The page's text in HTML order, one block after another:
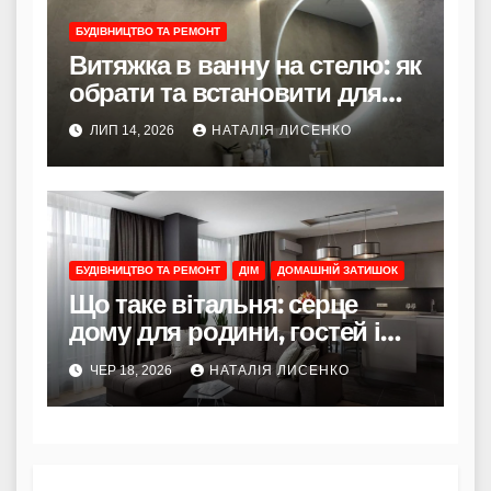
БУДІВНИЦТВО ТА РЕМОНТ
Витяжка в ванну на стелю: як
обрати та встановити для
здорового мікроклімату
ЛИП 14, 2026 НАТАЛІЯ ЛИСЕНКО
БУДІВНИЦТВО ТА РЕМОНТ ДІМ ДОМАШНІЙ ЗАТИШОК
Що таке вітальня: серце
дому для родини, гостей і
щоденних ритуалів
ЧЕР 18, 2026 НАТАЛІЯ ЛИСЕНКО